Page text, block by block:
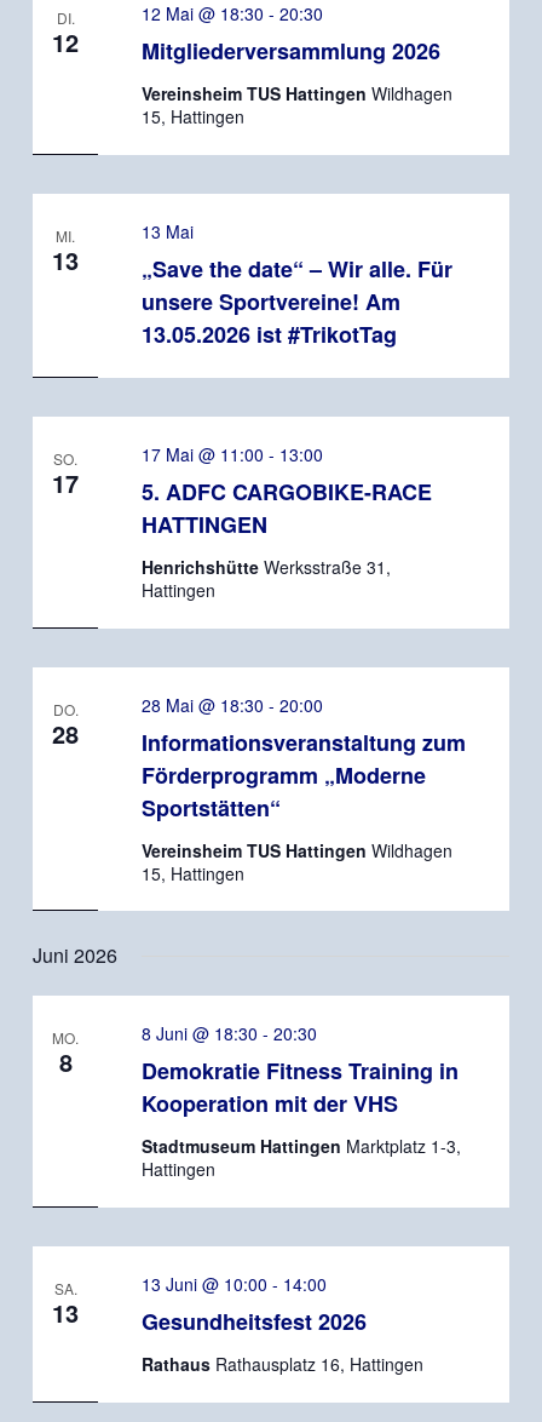
DI.
12 Mitgliederversammlung 2026
12 Mai @ 18:30 - 20:30
Vereinsheim TUS Hattingen Wildhagen
15, Hattingen
MI.
13
„Save the date“ – Wir alle. Für
unsere Sportvereine! Am
13.05.2026 ist #TrikotTag
13 Mai
SO.
17
5. ADFC CARGOBIKE-RACE
HATTINGEN
17 Mai @ 11:00 - 13:00
Henrichshütte Werksstraße 31,
Hattingen
DO.
28
Informationsveranstaltung zum
Förderprogramm „Moderne
Sportstätten“
28 Mai @ 18:30 - 20:00
Vereinsheim TUS Hattingen Wildhagen
15, Hattingen
Juni 2026
MO.
8
Demokratie Fitness Training in
Kooperation mit der VHS
8 Juni @ 18:30 - 20:30
Stadtmuseum Hattingen Marktplatz 1-3,
Hattingen
SA.
13 Gesundheitsfest 2026
13 Juni @ 10:00 - 14:00
Rathaus Rathausplatz 16, Hattingen